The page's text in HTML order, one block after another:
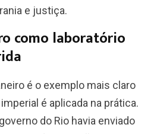
e justiça.
como laboratório
é o exemplo mais claro
é aplicada na prática.
do Rio havia enviado